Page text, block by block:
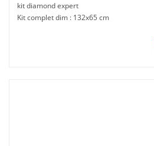
kit diamond expert
Kit complet dim : 132x65 cm